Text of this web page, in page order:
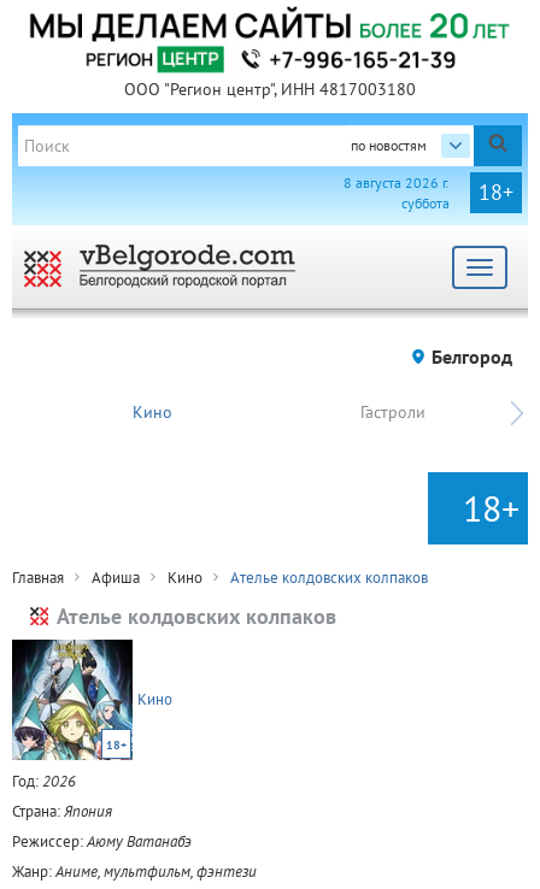
ООО "Регион центр", ИНН 4817003180
по новостям
18+
8 августа 2026 г.
суббота
Toggle
Белгород
Кино Гастроли
18+
Главная Афиша Кино Ателье колдовских колпаков
Ателье колдовских колпаков
18+
Кино
Год:2026
Страна:Япония
Режиссер:Аюму Ватанабэ
Жанр:Аниме, мультфильм, фэнтези